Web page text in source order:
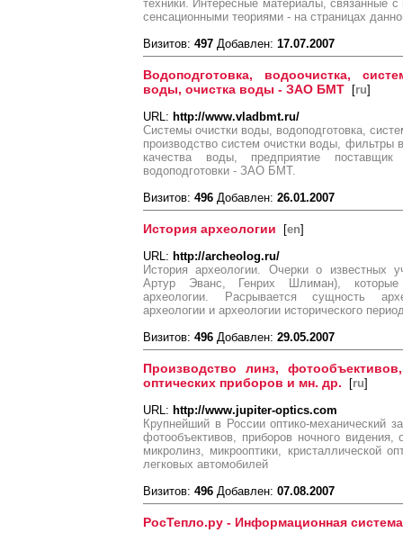
техники. Интересные материалы, связанные
сенсационными теориями - на страницах
Визитов: 497 Добавлен: 17.07.2007
Водоподготовка, водоочистка,
воды, очистка воды - ЗАО БМТ [ru]
URL: http://www.vladbmt.ru/
Системы очистки воды, водоподготовка,
производство систем очистки воды, фильтры
качества воды, предприятие
водоподготовки - ЗАО БМТ.
Визитов: 496 Добавлен: 26.01.2007
История археологии [en]
URL: http://archeolog.ru/
История археологии. Очерки о известных
Артур Эванс, Генрих Шлиман),
археологии. Расрывается сущность
археологии и археологии исторического
Визитов: 496 Добавлен: 29.05.2007
Производство линз,
оптических приборов и мн. др. [ru]
URL: http://www.jupiter-optics.com
Крупнейший в России оптико-механический
фотообъективов, приборов ночного видения,
микролинз, микрооптики, кристаллической
легковых автомобилей
Визитов: 496 Добавлен: 07.08.2007
РосТепло.ру - Информационная